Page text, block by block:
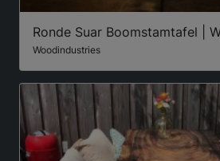
Ronde Suar Boomstamtafel |
Woodindustries